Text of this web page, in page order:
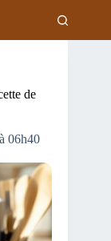
de
06h40